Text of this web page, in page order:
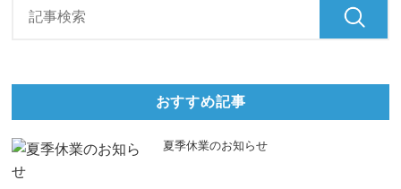
おすすめ記事
夏季休業のお知らせ